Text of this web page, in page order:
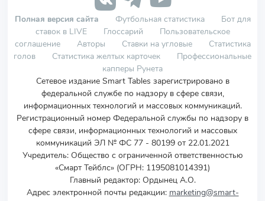
Полная версия сайта Футбольная статистика
Бот для
ставок в LIVE
Глоссарий
Пользовательское
соглашение
Авторы Ставки на угловые
Статистика
голов
Статистика желтых карточек
Профессиональные
капперы Рунета
Сетевое издание Smart Tables зарегистрировано в
федеральной службе по надзору в сфере связи,
информационных технологий и массовых коммуникаций.
Регистрационный номер Федеральной службы по надзору в
сфере связи, информационных технологий и массовых
коммуникаций ЭЛ № ФС 77 - 80199 от 22.01.2021
Учредитель: Общество с ограниченной ответственностью
«Смарт Тейблс» (ОГРН: 1195081014391)
Главный редактор: Ордынец А.О.
Адрес электронной почты редакции: marketing@smart-